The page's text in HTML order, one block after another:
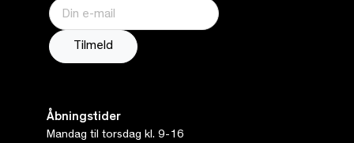
Åbningstider
Mandag til torsdag kl. 9-16